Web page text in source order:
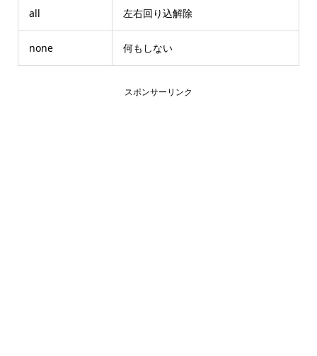
all 左右回り込解除
none 何もしない
スポンサーリンク